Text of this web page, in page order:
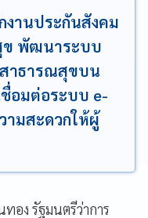
งานประกันสังคม
ข พัฒนาระบบ
าธารณสุขบน
อมต่อระบบ e-
ามสะดวกให้ผู้
อง รัฐมนตรีว่าการ